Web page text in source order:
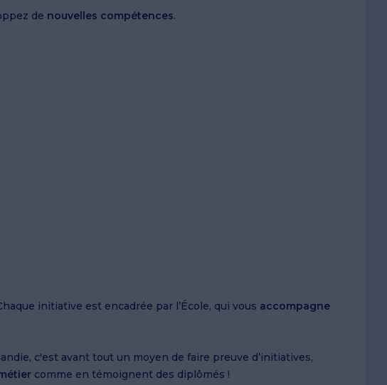
de nouvelles compétences.
initiative est encadrée par l’École, qui vous accompagne
c'est avant tout un moyen de faire preuve d’initiatives,
comme en témoignent des diplômés !